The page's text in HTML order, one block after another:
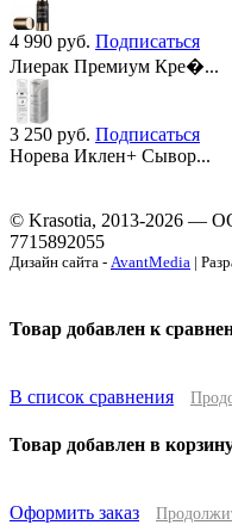
4 990 руб. Подписаться
Лиерак Премиум Кре�...
3 250 руб. Подписаться
Норева Иклен+ Сывор...
© Krasotia, 2013-2026 —
7715892055
Дизайн сайта - AvantMedia |
Товар добавлен к
В список сравнения
Товар добавлен в
Оформить заказ